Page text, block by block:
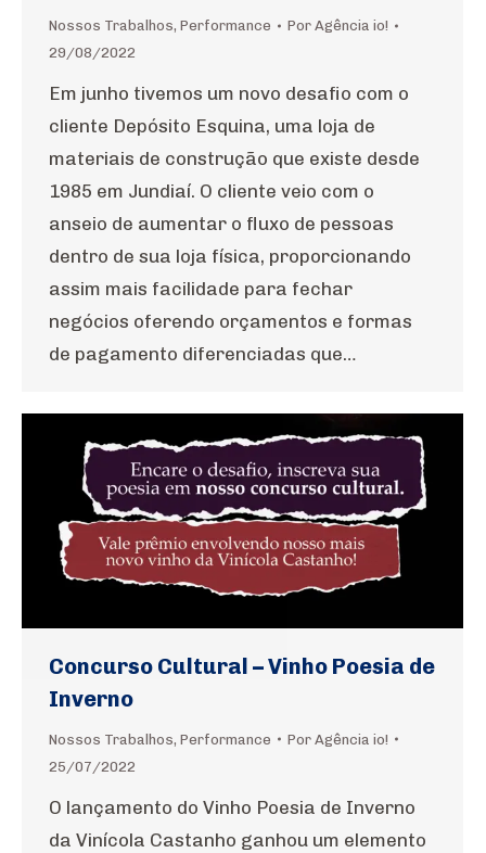
Nossos Trabalhos, Performance Por Agência io!
29/08/2022
Em junho tivemos um novo desafio com o
cliente Depósito Esquina, uma loja de
materiais de construção que existe desde
1985 em Jundiaí. O cliente veio com o
anseio de aumentar o fluxo de pessoas
dentro de sua loja física, proporcionando
assim mais facilidade para fechar
negócios oferendo orçamentos e formas
de pagamento diferenciadas que…
Concurso Cultural – Vinho Poesia de
Inverno
Nossos Trabalhos, Performance Por Agência io!
25/07/2022
O lançamento do Vinho Poesia de Inverno
da Vinícola Castanho ganhou um elemento